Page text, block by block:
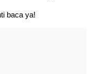
baca ya!